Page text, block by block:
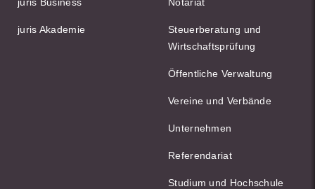
juris Akademie
Steuerberatung und
Wirtschaftsprüfung
Öffentliche Verwaltung
Vereine und Verbände
Unternehmen
Referendariat
Studium und Hochschule